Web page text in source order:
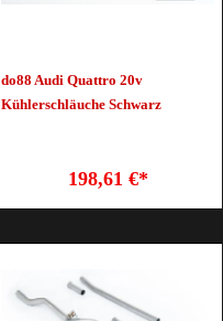
do88 Audi Quattro 20v
Kühlerschläuche Schwarz
198,61 €*